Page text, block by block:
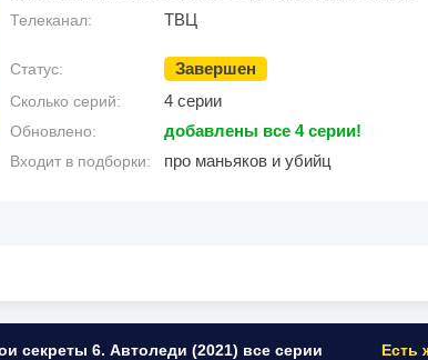
Телеканал: ТВЦ
Статус: Завершен
Сколько серий: 4 серии
Обновлено: добавлены все 4 серии!
Входит в подборки: про маньяков и убийц
секреты 6. Автоледи (2021) все серии Есть